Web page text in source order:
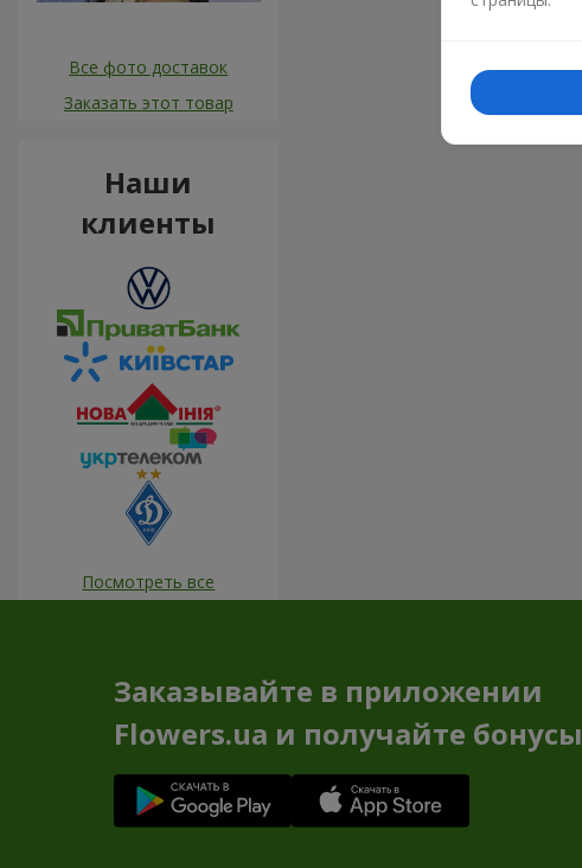
Все фото доставок
Заказать этот товар
Наши
клиенты
Посмотреть все
Заказывайте в приложении
Flowers.ua и получайте бонусы